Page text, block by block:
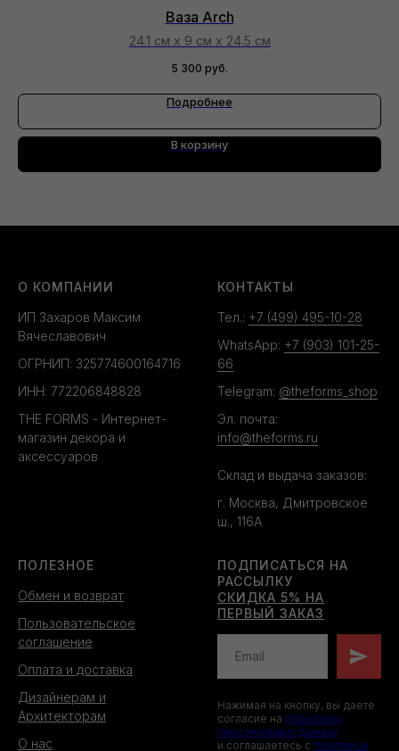
Ваза Arch
24.1 см х 9 см х 24.5 см
5 300 руб.
Подробнее
В корзину
О КОМПАНИИ
ИП Захаров Максим
Вячеславович
ОГРНИП: 325774600164716
ИНН: 772206848828
THE FORMS - Интернет-
магазин декора и
аксессуаров
КОНТАКТЫ
Тел.: +7 (499) 495-10-28
WhatsApp: +7 (903) 101-25-
66
Telegram: @theforms_shop
Эл. почта:
info@theforms.ru
Склад и выдача заказов:
г. Москва, Дмитровское
ш., 116А
ПОЛЕЗНОЕ
Обмен и возврат
Пользовательское
соглашение
Оплата и доставка
Дизайнерам и
Архитекторам
О нас
ПОДПИСАТЬСЯ НА
РАССЫЛКУ
СКИДКА 5% НА
ПЕРВЫЙ ЗАКАЗ
Нажимая на кнопку, вы даете
согласие на обработку
персональных данных
и соглашаетесь c политикой